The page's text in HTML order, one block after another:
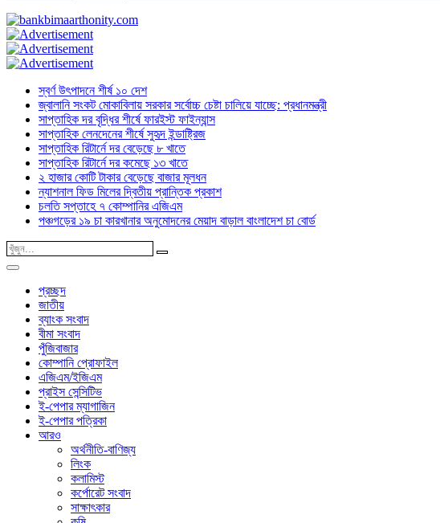
স্বর্ণ উৎপাদনে শীর্ষ ১০ দেশ
জ্বালানি সংকট মোকাবিলায় সরকার সর্বোচ্চ চেষ্টা চালিয়ে যাচ্ছে: প্রধানমন্ত্রী
সাপ্তাহিক দর বৃদ্ধির শীর্ষে ফারইস্ট ফাইন্যান্স
সাপ্তাহিক লেনদেনের শীর্ষে সুহৃদ ইন্ডাষ্ট্রিজ
সাপ্তাহিক রিটার্নে দর বেড়েছে ৮ খাতে
সাপ্তাহিক রিটার্নে দর কমেছে ১৩ খাতে
২ হাজার কোটি টাকার বেড়েছে বাজার মূলধন
ন্যাশনাল ফিড মিলের দ্বিতীয় প্রান্তিক প্রকাশ
চলতি সপ্তাহে ৭ কোম্পানির এজিএম
পঞ্চগড়ের ১৯ চা কারখানার অনুমোদনের মেয়াদ বাড়াল বাংলাদেশ চা বোর্ড
প্রচ্ছদ
জাতীয়
ব্যাংক সংবাদ
বীমা সংবাদ
পুঁজিবাজার
কোম্পানি প্রোফাইল
এজিএম/ইজিএম
প্রাইস সেন্সিটিভ
ই-পেপার ম্যাগাজিন
ই-পেপার পত্রিকা
আরও
অর্থনীতি-বাণিজ্য
লিংক
কলামিস্ট
কর্পোরেট সংবাদ
সাক্ষাৎকার